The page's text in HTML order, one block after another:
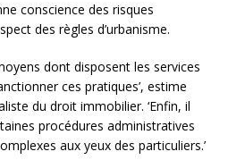
conscience des risques
des règles d’urbanisme.
dont disposent les services
ces pratiques’, estime
du droit immobilier. ‘Enfin, il
procédures administratives
aux yeux des particuliers.’